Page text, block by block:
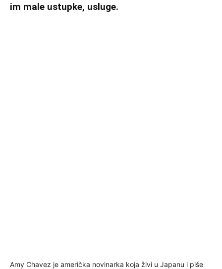
im male ustupke, usluge.
Amy Chavez je američka novinarka koja živi u Japanu i piše